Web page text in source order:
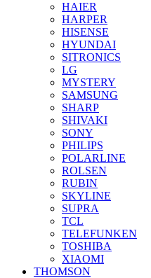
HAIER
HARPER
HISENSE
HYUNDAI
SITRONICS
LG
MYSTERY
SAMSUNG
SHARP
SHIVAKI
SONY
PHILIPS
POLARLINE
ROLSEN
RUBIN
SKYLINE
SUPRA
TCL
TELEFUNKEN
TOSHIBA
XIAOMI
THOMSON